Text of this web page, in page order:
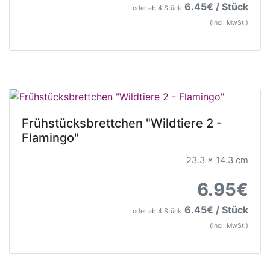
oder ab 4 Stück 6.45€ / Stück
(incl. MwSt.)
Frühstücksbrettchen "Wildtiere 2 -
Flamingo"
23.3 x 14.3 cm
6.95€
oder ab 4 Stück 6.45€ / Stück
(incl. MwSt.)